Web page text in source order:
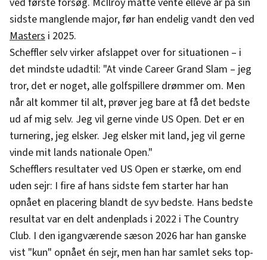
sidste manglende major, før han endelig vandt den ved
Mastersi 2025.
Scheffler selv virker afslappet over for situationen – i
det mindste udadtil: "At vinde Career Grand Slam – jeg
tror, det er noget, alle golfspillere drømmer om. Men
når alt kommer til alt, prøver jeg bare at få det bedste
ud af mig selv. Jeg vil gerne vinde US Open. Det er en
turnering, jeg elsker. Jeg elsker mit land, jeg vil gerne
vinde mit lands nationale Open."
Schefflers resultater ved US Open er stærke, om end
uden sejr: I fire af hans sidste fem starter har han
opnået en placering blandt de syv bedste. Hans bedste
resultat var en delt andenplads i 2022 i The Country
Club. I den igangværende sæson 2026 har han ganske
vist "kun" opnået én sejr, men han har samlet seks top-